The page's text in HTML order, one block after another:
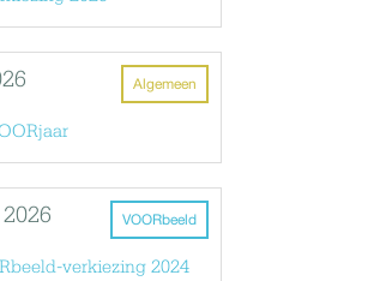
Algemeen
VOORbeeld
verkiezing 2024